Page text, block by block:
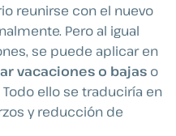
reunirse con el nuevo
Pero al igual
se puede aplicar en
vacaciones o bajas o
Todo ello se traduciría en
y reducción de